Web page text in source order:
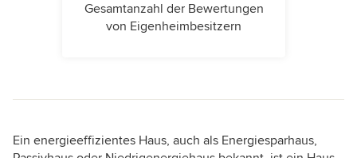
Gesamtanzahl der Bewertungen
von Eigenheimbesitzern
Ein energieeffizientes Haus, auch als Energiesparhaus,